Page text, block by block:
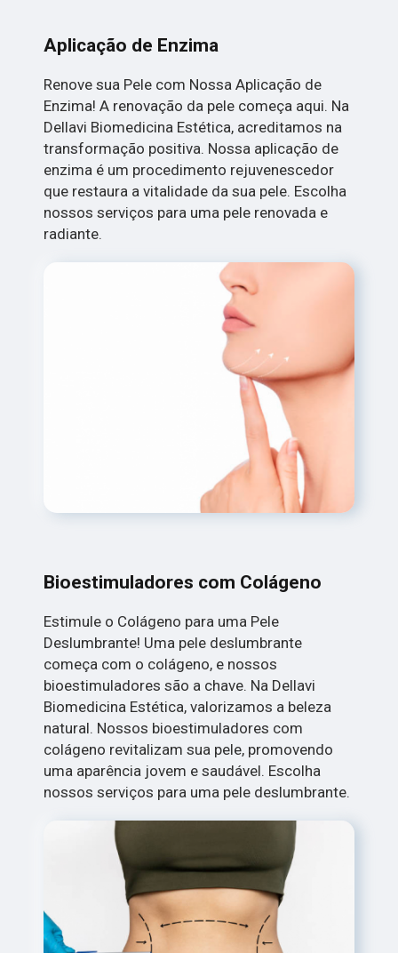
Aplicação de Enzima
Renove sua Pele com Nossa Aplicação de
Enzima! A renovação da pele começa aqui. Na
Dellavi Biomedicina Estética, acreditamos na
transformação positiva. Nossa aplicação de
enzima é um procedimento rejuvenescedor
que restaura a vitalidade da sua pele. Escolha
nossos serviços para uma pele renovada e
radiante.
Bioestimuladores com Colágeno
Estimule o Colágeno para uma Pele
Deslumbrante! Uma pele deslumbrante
começa com o colágeno, e nossos
bioestimuladores são a chave. Na Dellavi
Biomedicina Estética, valorizamos a beleza
natural. Nossos bioestimuladores com
colágeno revitalizam sua pele, promovendo
uma aparência jovem e saudável. Escolha
nossos serviços para uma pele deslumbrante.